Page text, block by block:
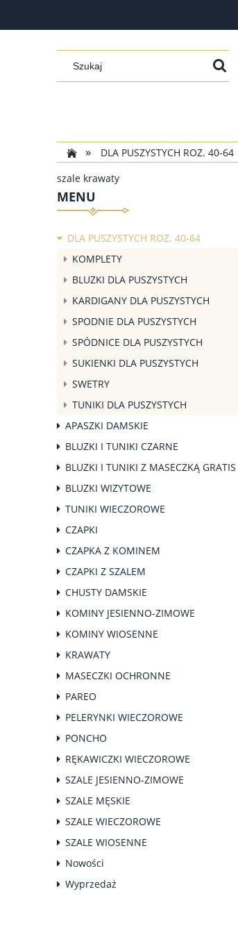
»
DLA PUSZYSTYCH ROZ. 40-64
szale krawaty
MENU
DLA PUSZYSTYCH ROZ. 40-64
KOMPLETY
BLUZKI DLA PUSZYSTYCH
KARDIGANY DLA PUSZYSTYCH
SPODNIE DLA PUSZYSTYCH
SPÓDNICE DLA PUSZYSTYCH
SUKIENKI DLA PUSZYSTYCH
SWETRY
TUNIKI DLA PUSZYSTYCH
APASZKI DAMSKIE
BLUZKI I TUNIKI CZARNE
BLUZKI I TUNIKI Z MASECZKĄ GRATIS
BLUZKI WIZYTOWE
TUNIKI WIECZOROWE
CZAPKI
CZAPKA Z KOMINEM
CZAPKI Z SZALEM
CHUSTY DAMSKIE
KOMINY JESIENNO-ZIMOWE
KOMINY WIOSENNE
KRAWATY
MASECZKI OCHRONNE
PAREO
PELERYNKI WIECZOROWE
PONCHO
RĘKAWICZKI WIECZOROWE
SZALE JESIENNO-ZIMOWE
SZALE MĘSKIE
SZALE WIECZOROWE
SZALE WIOSENNE
Nowości
Wyprzedaż